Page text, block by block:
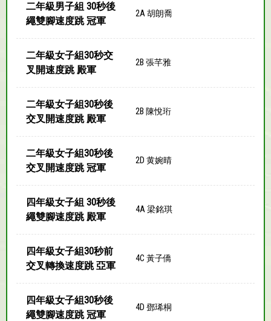
二年級男子組 30秒後
繩雙腳速度跳 冠軍
2A 胡朗喬
二年級女子組30秒交
叉開速度跳 殿軍
2B 張芊雅
二年級女子組30秒後
交叉開速度跳 殿軍
2B 陳悅珩
二年級女子組30秒後
交叉開速度跳 冠軍
2D 黄婉晴
四年級女子組 30秒後
繩雙腳速度跳 殿軍
4A 梁銘琪
四年級女子組30秒前
交叉轉換速度跳 亞軍
4C 黃子僑
四年級女子組30秒後
繩雙腳速度跳 冠軍
4D 鄧琋桐